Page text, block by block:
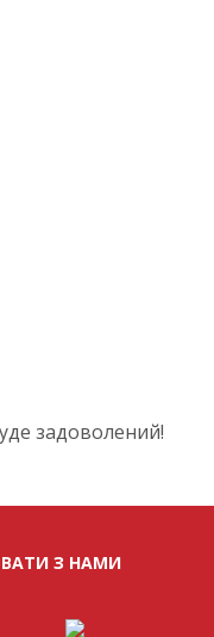
задоволений!
З НАМИ